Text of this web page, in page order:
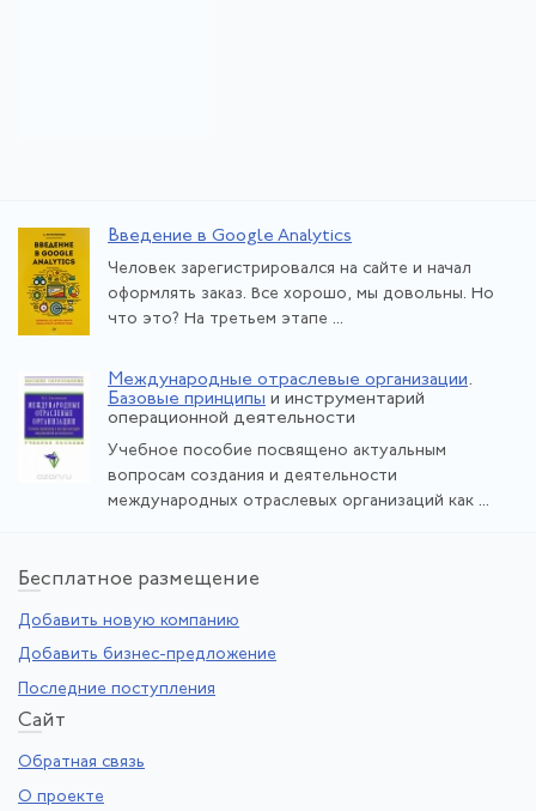
Введение в Google Analytics
Человек зарегистрировался на сайте и начал
оформлять заказ. Все хорошо, мы довольны. Но
что это? На третьем этапе ...
Международные отраслевые организации.
Базовые принципы и инструментарий
операционной деятельности
Учебное пособие посвящено актуальным
вопросам создания и деятельности
международных отраслевых организаций как ...
Бесплатное размещение
Добавить новую компанию
Добавить бизнес-предложение
Последние поступления
Сайт
Обратная связь
О проекте